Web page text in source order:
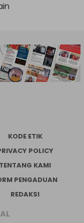
KODE ETIK
POLICY
TENTANG KAMI
PENGADUAN
REDAKSI